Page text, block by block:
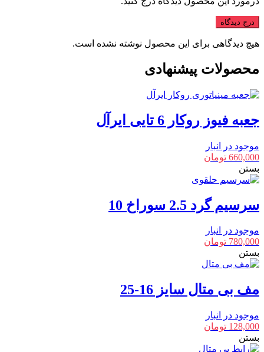
درج دیدگاه
هیچ دیدگاهی برای این محصول نوشته نشده است.
محصولات پیشنهادی
جعبه فیوز روکار 6 تایی ایرآل
موجود در انبار
660,000 تومان
بستن
سرسیم گرد 2.5 سوراخ 10
موجود در انبار
780,000 تومان
بستن
مف بی متال سایز 16-25
موجود در انبار
128,000 تومان
بستن